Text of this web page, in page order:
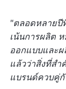
"ตลอดหลายปี
เน้นการผลิต
ออกแบบและผ
แล้วว่าสิ่งที่ส
แบรนด์ควบคู่